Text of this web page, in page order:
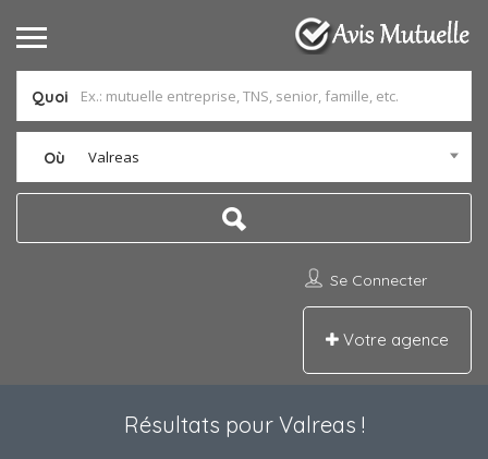
Quoi
Où Valreas
Se Connecter
Votre agence
Résultats pour Valreas !